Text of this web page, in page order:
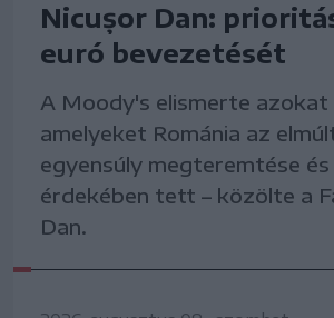
Nicușor Dan:
euró bevezetését
A Moody's elismerte
amelyeket Románia az
egyensúly megteremtése
érdekében tett – közölte a
Dan.